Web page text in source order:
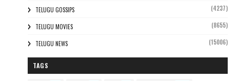
TELUGU GOSSIPS (4237)
TELUGU MOVIES (8655)
TELUGU NEWS (15006)
TAGS